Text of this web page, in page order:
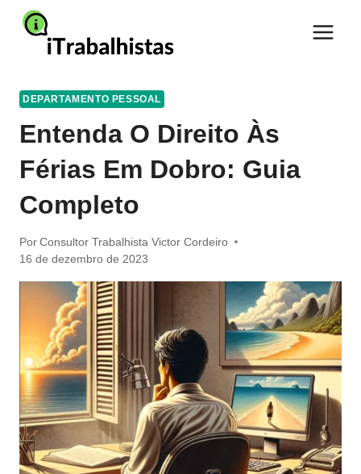
Pular
para
DEPARTAMENTO PESSOAL
Entenda O Direito Às
Férias Em Dobro: Guia
Completo
Por Consultor Trabalhista Victor Cordeiro
16 de dezembro de 2023